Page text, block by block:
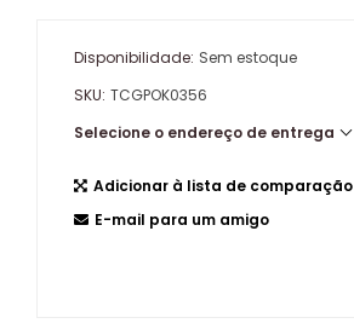
Disponibilidade: Sem estoque
SKU: TCGPOK0356
Selecione o endereço de entrega
Adicionar à lista de comparação
E-mail para um amigo